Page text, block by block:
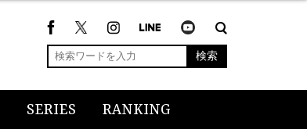
検索
SERIES RANKING